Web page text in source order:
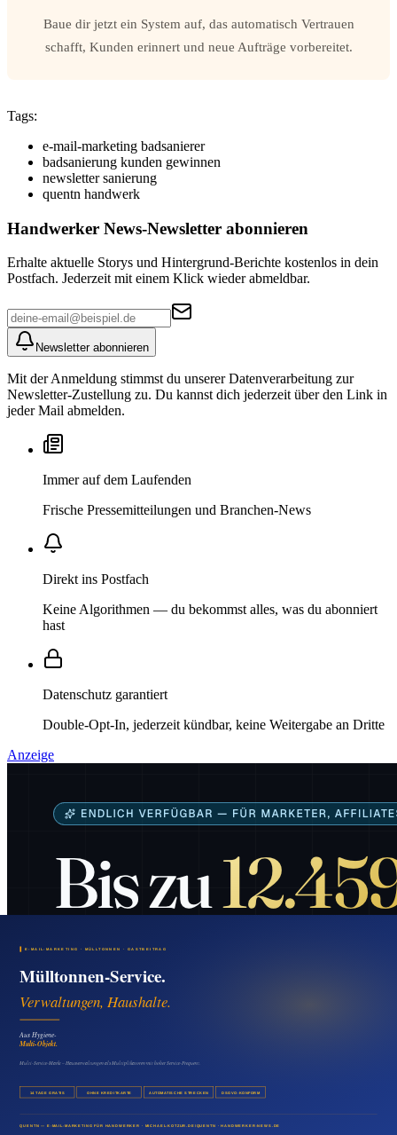
Baue dir jetzt ein System auf, das automatisch Vertrauen
schafft, Kunden erinnert und neue Aufträge vorbereitet.
Tags:
e-mail-marketing badsanierer
badsanierung kunden gewinnen
newsletter sanierung
quentn handwerk
Handwerker News-Newsletter abonnieren
Erhalte aktuelle Storys und Hintergrund-Berichte kostenlos in dein
Postfach. Jederzeit mit einem Klick wieder abmeldbar.
Newsletter abonnieren
Mit der Anmeldung stimmst du unserer Datenverarbeitung zur
Newsletter-Zustellung zu. Du kannst dich jederzeit über den Link in
jeder Mail abmelden.
Immer auf dem Laufenden
Frische Pressemitteilungen und Branchen-News
Direkt ins Postfach
Keine Algorithmen — du bekommst alles, was du abonniert
hast
Datenschutz garantiert
Double-Opt-In, jederzeit kündbar, keine Weitergabe an Dritte
Anzeige